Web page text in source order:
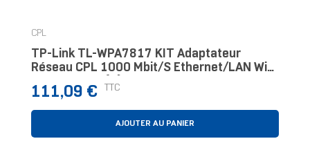
CPL
TP-Link TL-WPA7817 KIT Adaptateur
Réseau CPL 1000 Mbit/s Ethernet/LAN Wifi
Blanc 2 Pièce(s)
Prix
111,09 € TTC
AJOUTER AU PANIER